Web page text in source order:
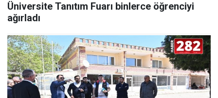
Üniversite Tanıtım Fuarı binlerce öğrenciyi
ağırladı